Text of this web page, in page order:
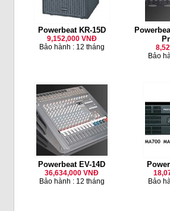
Powerbeat KR-15D
9,152,000 VNĐ
Bảo hành : 12 tháng
Bảo
Powerbeat EV-14D
36,634,000 VNĐ
Bảo hành : 12 tháng
Bảo